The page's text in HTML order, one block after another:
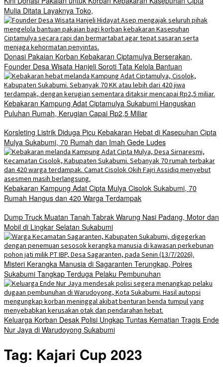
Mulia Ditata Layaknya Toko,
Donasi Pakaian Korban Kebakaran Ciptamulya Berserakan,
Founder Desa Wisata Hanjeli Soroti Tata Kelola Bantuan
Kebakaran Kampung Adat Ciptamulya Sukabumi Hanguskan
Puluhan Rumah, Kerugian Capai Rp2,5 Miliar
Korsleting Listrik Diduga Picu Kebakaran Hebat di Kasepuhan Cipta
Mulya Sukabumi, 70 Rumah dan Imah Gede Ludes
Kebakaran Kampung Adat Cipta Mulya Cisolok Sukabumi, 70
Rumah Hangus dan 420 Warga Terdampak
Dump Truck Muatan Tanah Tabrak Warung Nasi Padang, Motor dan
Mobil di Lingkar Selatan Sukabumi
Misteri Kerangka Manusia di Sagaranten Terungkap, Polres
Sukabumi Tangkap Terduga Pelaku Pembunuhan
Keluarga Korban Desak Polisi Ungkap Tuntas Kematian Tragis Ende
Nur Jaya di Warudoyong Sukabumi
Tag: Kajari Cup 2023